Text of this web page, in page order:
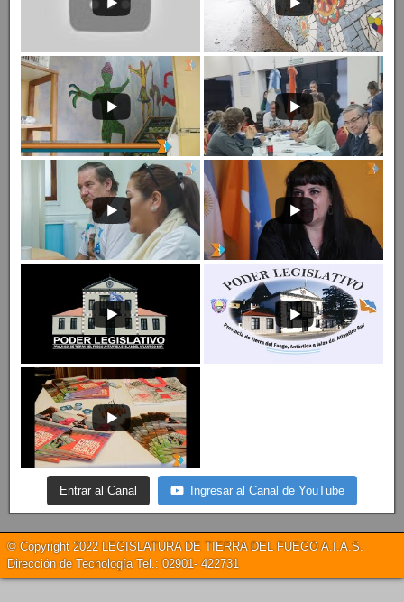
Entrar al Canal Ingresar al Canal de YouTube
© Copyright 2022 LEGISLATURA DE TIERRA DEL FUEGO A.I.A.S.
Dirección de Tecnología Tel.: 02901- 422731